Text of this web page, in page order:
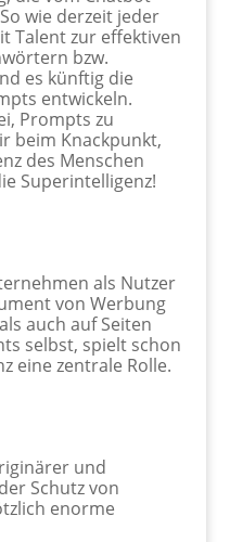
wie derzeit jeder
Talent zur effektiven
bzw.
es künftig die
entwickeln.
Prompts zu
beim Knackpunkt,
des Menschen
Superintelligenz!
als Nutzer
von Werbung
auch auf Seiten
selbst, spielt schon
eine zentrale Rolle.
und
Schutz von
enorme